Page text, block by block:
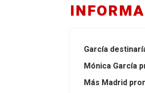
García
Mónica García
Más Madrid